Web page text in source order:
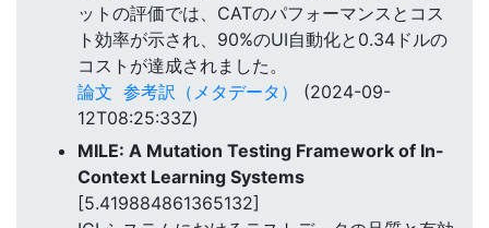
ットの評価では、CATのパフォーマンスとコス
ト効率が示され、90%のUI自動化と0.34ドルの
コストが達成されました。
論文 参考訳（メタデータ）
(2024-09-
12T08:25:33Z)
MILE: A Mutation Testing Framework of In-
Context Learning Systems
[5.419884861365132]